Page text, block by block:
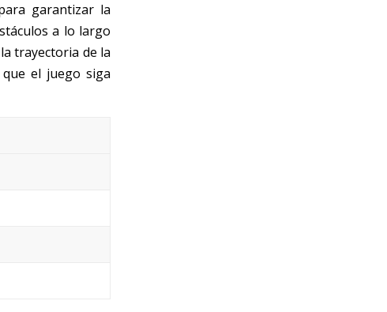
garantizar la
a lo largo
trayectoria de la
el juego siga